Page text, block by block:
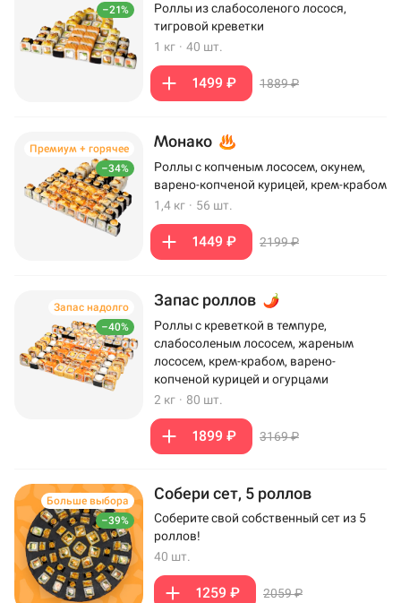
–21%
Роллы из слабосоленого лосося,
тигровой креветки
1 кг · 40 шт.
1499 ₽ 1889 ₽
–34%
Премиум + горячее Монако
Роллы с копченым лососем, окунем,
варено-копченой курицей, крем-крабом
1,4 кг · 56 шт.
1449 ₽ 2199 ₽
–40%
Запас надолго Запас роллов
Роллы с креветкой в темпуре,
слабосоленым лососем, жареным
лососем, крем-крабом, варено-
копченой курицей и огурцами
2 кг · 80 шт.
1899 ₽ 3169 ₽
–39%
Больше выбора Собери сет, 5 роллов
Соберите свой собственный сет из 5
роллов!
40 шт.
1259 ₽ 2059 ₽